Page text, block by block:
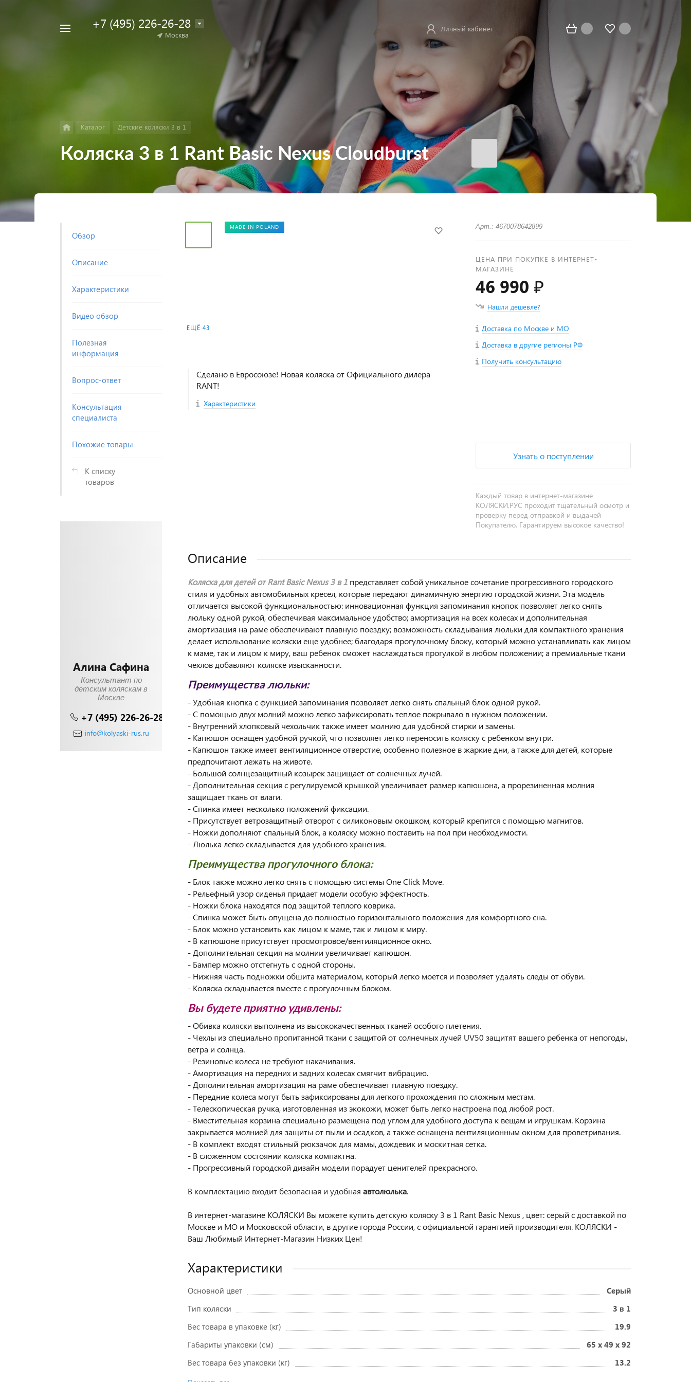
+7 (495) 226-26-28
Москва
Личный кабинет
Каталог Детские коляски 3 в 1
Коляска 3 в 1 Rant Basic Nexus Cloudburst
Обзор
Описание
Характеристики
Видео обзор
Полезная
информация
Вопрос-ответ
Консультация
специалиста
Похожие товары
К списку
товаров
Алина Сафина
Консультант по
детским коляскам в
Москве
+7 (495) 226-26-28
info@kolyaski-rus.ru
ЕЩЁ 43
MADE IN POLAND
Сделано в Евросоюзе! Новая коляска от Официального дилера
RANT!
Характеристики
Арт.: 4670078642899
ЦЕНА ПРИ ПОКУПКЕ В ИНТЕРНЕТ-
МАГАЗИНЕ
46 990 ₽
Нашли дешевле?
Доставка по Москве и МО
Доставка в другие регионы РФ
Получить консультацию
Узнать о поступлении
Каждый товар в интернет-магазине
КОЛЯСКИ.РУС проходит тщательный осмотр и
проверку перед отправкой и выдачей
Покупателю. Гарантируем высокое качество!
Описание
Коляска для детей от Rant Basic Nexus 3 в 1 представляет собой уникальное сочетание прогрессивного городского
стиля и удобных автомобильных кресел, которые передают динамичную энергию городской жизни. Эта модель
отличается высокой функциональностью: инновационная функция запоминания кнопок позволяет легко снять
люльку одной рукой, обеспечивая максимальное удобство; амортизация на всех колесах и дополнительная
амортизация на раме обеспечивают плавную поездку; возможность складывания люльки для компактного хранения
делает использование коляски еще удобнее; благодаря прогулочному блоку, который можно устанавливать как лицом
к маме, так и лицом к миру, ваш ребенок сможет наслаждаться прогулкой в любом положении; а премиальные ткани
чехлов добавляют коляске изысканности.
Преимущества люльки:
- Удобная кнопка с функцией запоминания позволяет легко снять спальный блок одной рукой.
- С помощью двух молний можно легко зафиксировать теплое покрывало в нужном положении.
- Внутренний хлопковый чехольчик также имеет молнию для удобной стирки и замены.
- Капюшон оснащен удобной ручкой, что позволяет легко переносить коляску с ребенком внутри.
- Капюшон также имеет вентиляционное отверстие, особенно полезное в жаркие дни, а также для детей, которые
предпочитают лежать на животе.
- Большой солнцезащитный козырек защищает от солнечных лучей.
- Дополнительная секция с регулируемой крышкой увеличивает размер капюшона, а прорезиненная молния
защищает ткань от влаги.
- Спинка имеет несколько положений фиксации.
- Присутствует ветрозащитный отворот с силиконовым окошком, который крепится с помощью магнитов.
- Ножки дополняют спальный блок, а коляску можно поставить на пол при необходимости.
- Люлька легко складывается для удобного хранения.
Преимущества прогулочного блока:
- Блок также можно легко снять с помощью системы One Click Move.
- Рельефный узор сиденья придает модели особую эффектность.
- Ножки блока находятся под защитой теплого коврика.
- Спинка может быть опущена до полностью горизонтального положения для комфортного сна.
- Блок можно установить как лицом к маме, так и лицом к миру.
- В капюшоне присутствует просмотровое/вентиляционное окно.
- Дополнительная секция на молнии увеличивает капюшон.
- Бампер можно отстегнуть с одной стороны.
- Нижняя часть подножки обшита материалом, который легко моется и позволяет удалять следы от обуви.
- Коляска складывается вместе с прогулочным блоком.
Вы будете приятно удивлены:
- Обивка коляски выполнена из высококачественных тканей особого плетения.
- Чехлы из специально пропитанной ткани с защитой от солнечных лучей UV50 защитят вашего ребенка от непогоды,
ветра и солнца.
- Резиновые колеса не требуют накачивания.
- Амортизация на передних и задних колесах смягчит вибрацию.
- Дополнительная амортизация на раме обеспечивает плавную поездку.
- Передние колеса могут быть зафиксированы для легкого прохождения по сложным местам.
- Телескопическая ручка, изготовленная из экокожи, может быть легко настроена под любой рост.
- Вместительная корзина специально размещена под углом для удобного доступа к вещам и игрушкам. Корзина
закрывается молнией для защиты от пыли и осадков, а также оснащена вентиляционным окном для проветривания.
- В комплект входят стильный рюкзачок для мамы, дождевик и москитная сетка.
- В сложенном состоянии коляска компактна.
- Прогрессивный городской дизайн модели порадует ценителей прекрасного.
В комплектацию входит безопасная и удобная автолюлька.
В интернет-магазине КОЛЯСКИ Вы можете купить детскую коляску 3 в 1 Rant Basic Nexus , цвет: серый с доставкой по
Москве и МО и Московской области, в другие города России, с официальной гарантией производителя. КОЛЯСКИ -
Ваш Любимый Интернет-Магазин Низких Цен!
Характеристики
Основной цвет
Серый
Тип коляски
3 в 1
Вес товара в упаковке (кг)
19.9
Габариты упаковки (см)
65 x 49 x 92
Вес товара без упаковки (кг)
13.2